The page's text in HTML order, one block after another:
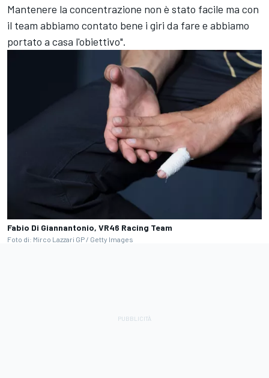
Mantenere la concentrazione non è stato facile ma con
il team abbiamo contato bene i giri da fare e abbiamo
portato a casa l'obiettivo".
Fabio Di Giannantonio, VR46 Racing Team
Foto di: Mirco Lazzari GP / Getty Images